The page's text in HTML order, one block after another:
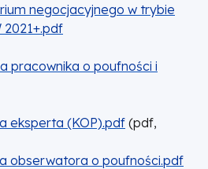
negocjacyjnego w trybie
2021+.pdf
pracownika o poufności i
eksperta (KOP).pdf (pdf,
obserwatora o poufności.pdf